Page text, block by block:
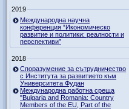
2019
Международна научна
конференция “Икономическо
развитие и политики: реалности и
перспективи”
2018
Споразумение за сътрудничество
с Института за развитието към
Университета Фудан
Международна работна среща
"Bulgaria and Romania: Country
Members of the EU, Part of the